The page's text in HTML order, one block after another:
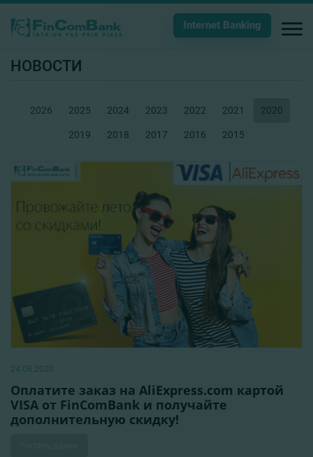
Internet Banking
НОВОСТИ
2026 2025 2024 2023 2022 2021 2020
2019 2018 2017 2016 2015
24.08.2020
Оплатите заказ на AliExpress.com картой
VISA от FinComBank и получайте
дополнительную скидку!